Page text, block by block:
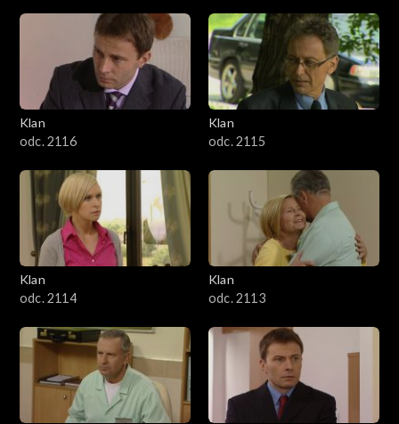
Klan
odc. 2116
Klan
odc. 2115
Klan
odc. 2114
Klan
odc. 2113